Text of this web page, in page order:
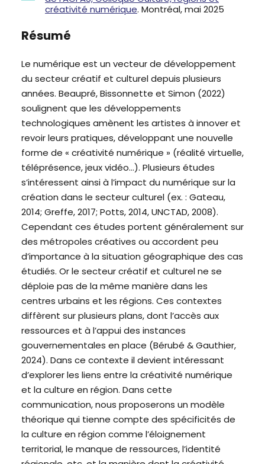
créativité numérique. Montréal, mai 2025
Résumé
Le numérique est un vecteur de développement
du secteur créatif et culturel depuis plusieurs
années. Beaupré, Bissonnette et Simon (2022)
soulignent que les développements
technologiques amènent les artistes à innover et
revoir leurs pratiques, développant une nouvelle
forme de « créativité numérique » (réalité virtuelle,
téléprésence, jeux vidéo…). Plusieurs études
s’intéressent ainsi à l’impact du numérique sur la
création dans le secteur culturel (ex. : Gateau,
2014; Greffe, 2017; Potts, 2014, UNCTAD, 2008).
Cependant ces études portent généralement sur
des métropoles créatives ou accordent peu
d’importance à la situation géographique des cas
étudiés. Or le secteur créatif et culturel ne se
déploie pas de la même manière dans les
centres urbains et les régions. Ces contextes
diffèrent sur plusieurs plans, dont l’accès aux
ressources et à l’appui des instances
gouvernementales en place (Bérubé & Gauthier,
2024). Dans ce contexte il devient intéressant
d’explorer les liens entre la créativité numérique
et la culture en région. Dans cette
communication, nous proposerons un modèle
théorique qui tienne compte des spécificités de
la culture en région comme l’éloignement
territorial, le manque de ressources, l’identité